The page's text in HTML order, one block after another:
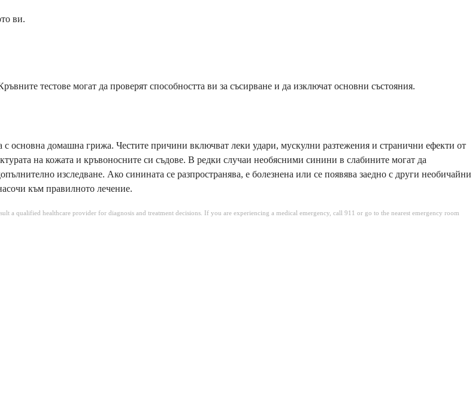
ви.
тестове могат да проверят способността ви за съсирване и да изключат основни състояния.
с основна домашна грижа. Честите причини включват леки удари, мускулни разтежения и странични ефекти от
на кожата и кръвоносните си съдове. В редки случаи необясними синини в слабините могат да
изследване. Ако синината се разпространява, е болезнена или се появява заедно с други необичайни
към правилното лечение.
a qualified healthcare provider for diagnosis and treatment decisions. If you are experiencing a medical emergency, call 911 or go to the nearest emergency room